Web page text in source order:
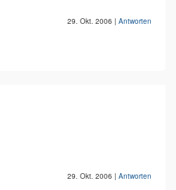
29. Okt. 2006 | Antworten
29. Okt. 2006 | Antworten